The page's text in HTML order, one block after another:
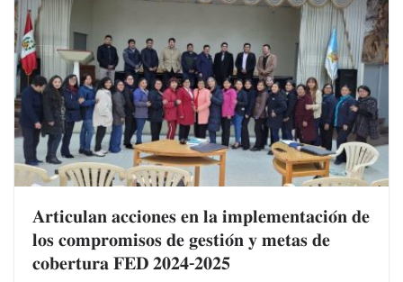
𝐀𝐫𝐭𝐢𝐜𝐮𝐥𝐚𝐧 𝐚𝐜𝐜𝐢𝐨𝐧𝐞𝐬 𝐞𝐧 𝐥𝐚 𝐢𝐦𝐩𝐥𝐞𝐦𝐞𝐧𝐭𝐚𝐜𝐢𝐨́𝐧 𝐝𝐞
𝐥𝐨𝐬 𝐜𝐨𝐦𝐩𝐫𝐨𝐦𝐢𝐬𝐨𝐬 𝐝𝐞 𝐠𝐞𝐬𝐭𝐢𝐨́𝐧 𝐲 𝐦𝐞𝐭𝐚𝐬 𝐝𝐞
𝐜𝐨𝐛𝐞𝐫𝐭𝐮𝐫𝐚 𝐅𝐄𝐃 𝟐𝟎𝟐𝟒-𝟐𝟎𝟐𝟓